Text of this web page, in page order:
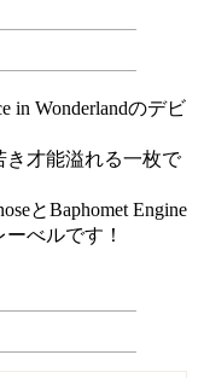
in Wonderlandのデビ
き才能溢れる一枚で
とBaphomet Engine
べルです！